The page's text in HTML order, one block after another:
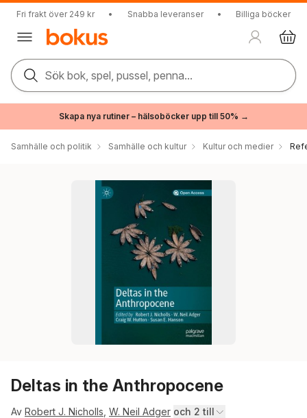
Fri frakt över 249 kr • Snabba leveranser • Billiga böcker
Sök bok, spel, pussel, penna...
Skapa nya rutiner – hälsoböcker upp till 50% →
Samhälle och politik Samhälle och kultur Kultur och medier
Deltas in the Anthropocene
Av Robert J. Nicholls W. Neil Adger och 2 till